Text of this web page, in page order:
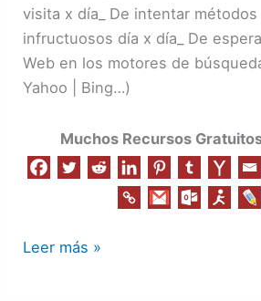
visita x día_ De intentar
infructuosos día x día_ De
Web en los motores de
Yahoo | Bing…)
Muchos Recursos
Leer más »